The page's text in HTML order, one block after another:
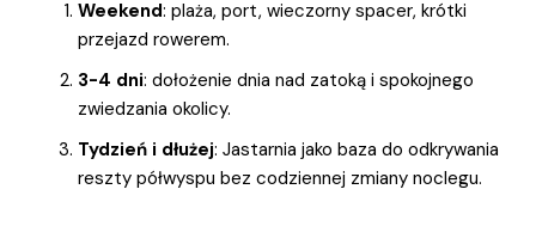
Weekend: plaża, port, wieczorny spacer, krótki
przejazd rowerem.
3-4 dni: dołożenie dnia nad zatoką i spokojnego
zwiedzania okolicy.
Tydzień i dłużej: Jastarnia jako baza do odkrywania
reszty półwyspu bez codziennej zmiany noclegu.